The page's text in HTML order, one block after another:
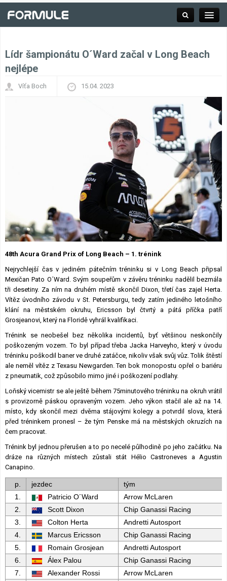
Závodní série
Kalendář F1
Výsledky F1
Týmy a jezdci F1
Okruhy F1
Lexikon F1
Lídr šampionátu O´Ward začal v Long Beach
nejlépe
Víťa Boch 15.04. 2023
48th Acura Grand Prix of Long Beach – 1. trénink
Nejrychlejší čas v jediném pátečním tréninku si v Long Beach připsal
Mexičan Pato O´Ward. Svým soupeřům v závěru tréninku nadělil bezmála
tři desetiny. Za ním na druhém místě skončil Dixon, třetí čas zajel Herta.
Vítěz úvodního závodu v St. Petersburgu, tedy zatím jediného letošního
klání na městském okruhu, Ericsson byl čtvrtý a pátá příčka patří
Grosjeanovi, který na Floridě vyhrál kvalifikaci.
Trénink se neobešel bez několika incidentů, byť většinou neskončily
poškozeným vozem. To byl případ třeba Jacka Harveyho, který v úvodu
tréninku poškodil baner ve druhé zatáčce, nikoliv však svůj vůz. Tolik štěstí
ale neměl vítěz z Texasu Newgarden. Ten bok monopostu opřel o bariéru
z pneumatik, což způsobilo mimo jiné i poškození podlahy.
Loňský vicemistr se ale ještě během 75minutového tréninku na okruh vrátil
s provizorně páskou opraveným vozem. Jeho výkon stačil ale až na 14.
místo, kdy skončil mezi dvěma stájovými kolegy a potvrdil slova, která
před tréninkem pronesl – že tým Penske má na městských okruzích na
čem pracovat.
Trénink byl jednou přerušen a to po necelé půlhodině po jeho začátku. Na
dráze na různých místech zůstali stát Hélio Castroneves a Agustin
Canapino.
p. jezdec
tým
1.
Patricio O´Ward
Arrow McLaren
2.
Scott Dixon
Chip Ganassi Racing
3.
Colton Herta
Andretti Autosport
4.
Marcus Ericsson
Chip Ganassi Racing
5.
Romain Grosjean
Andretti Autosport
6.
Álex Palou
Chip Ganassi Racing
7.
Alexander Rossi
Arrow McLaren